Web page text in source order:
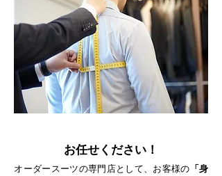
お任せください！
​オーダースーツの専門店として、お客様の 「身